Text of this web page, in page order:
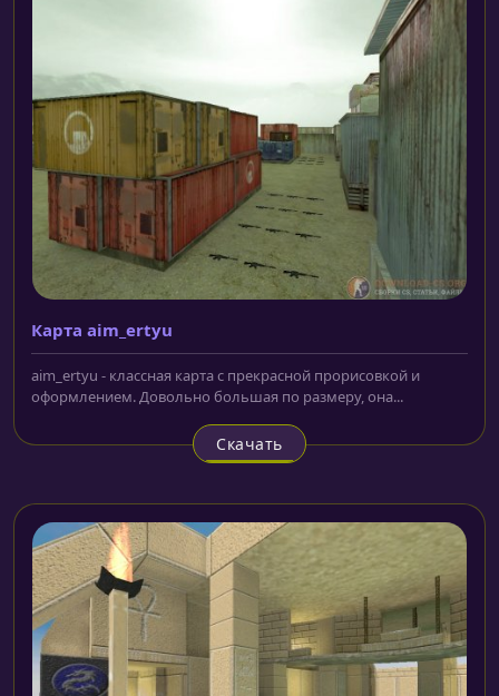
Карта aim_ertyu
aim_ertyu - классная карта с прекрасной прорисовкой и
оформлением. Довольно большая по размеру, она...
Скачать